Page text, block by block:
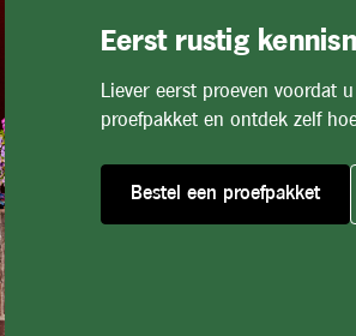
Eerst rustig
Liever eerst proeven voordat
proefpakket en ontdek zelf
Bestel een proefpakket